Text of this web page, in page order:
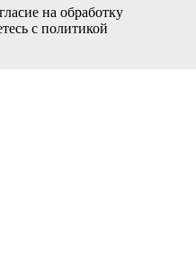
на обработку
c политикой